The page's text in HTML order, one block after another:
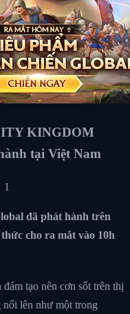
KINGDOM
tại Việt Nam
1
đã phát hành trên
cho ra mắt vào 10h
tạo nên cơn sốt trên thị
lên như một trong